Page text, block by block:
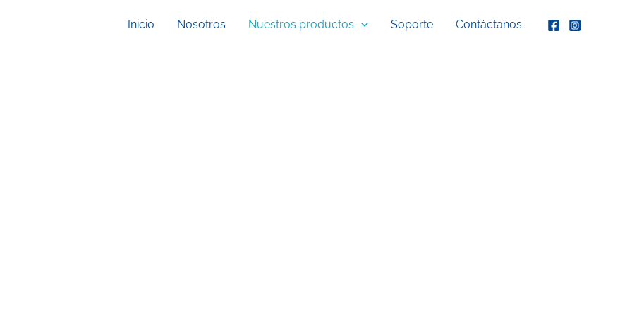
Inicio Nosotros Nuestros productos Soporte Contáctanos